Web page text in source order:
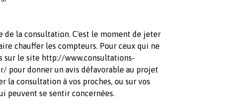
de la consultation. C'est le moment de jeter
chauffer les compteurs. Pour ceux qui ne
sur le site http://www.consultations-
pour donner un avis défavorable au projet
la consultation à vos proches, ou sur vos
peuvent se sentir concernées.